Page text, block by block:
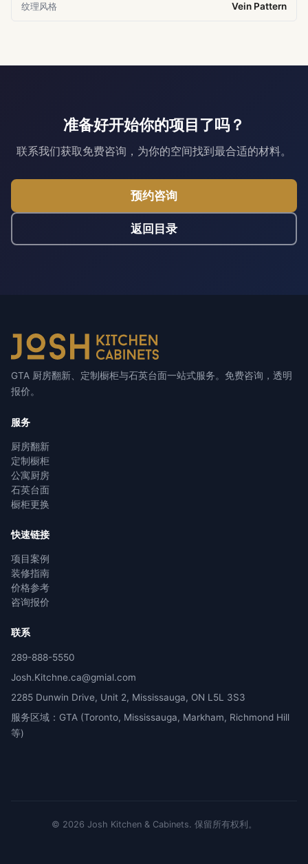
纹理风格 Vein Pattern
准备好开始你的项目了吗？
联系我们获取免费咨询，为你的空间找到最合适的材料。
预约咨询
返回目录
GTA 厨房翻新、定制橱柜与石英台面一站式服务。免费咨询，透明
报价。
服务
厨房翻新
定制橱柜
公寓厨房
石英台面
橱柜更换
快速链接
项目案例
装修指南
价格参考
咨询报价
联系
289-888-5550
Josh.Kitchne.ca@gmial.com
2285 Dunwin Drive, Unit 2, Mississauga, ON L5L 3S3
服务区域：GTA (Toronto, Mississauga, Markham, Richmond Hill
等)
© 2026 Josh Kitchen & Cabinets. 保留所有权利。